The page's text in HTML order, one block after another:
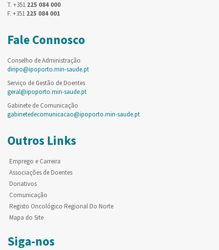
T. +351 225 084 000
F. +351 225 084 001
Fale Connosco
Conselho de Administração
diripo@ipoporto.min-saude.pt
Serviço de Gestão de Doentes
geral@ipoporto.min-saude.pt
Gabinete de Comunicação
gabinetedecomunicacao@ipoporto.min-saude.pt
Outros Links
Emprego e Carreira
Associações de Doentes
Donativos
Comunicação
Registo Oncológico Regional Do Norte
Mapa do Site
Siga-nos